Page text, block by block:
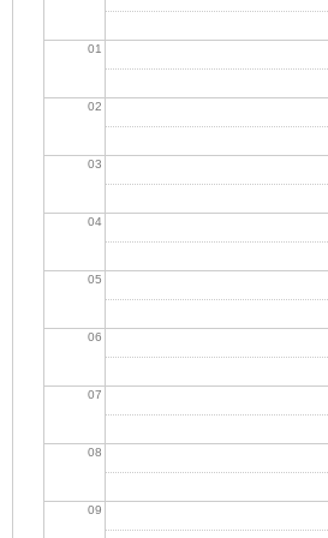
01
02
03
04
05
06
07
08
09